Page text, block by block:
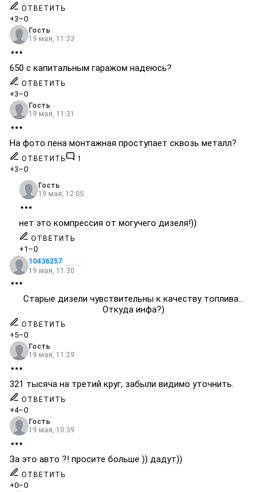
ОТВЕТИТЬ
+3–0
Гость
19 мая, 11:33
650 с капитальным гаражом надеюсь?
ОТВЕТИТЬ
+3–0
Гость
19 мая, 11:31
На фото пена монтажная проступает сквозь металл?
ОТВЕТИТЬ 1
+3–0
Гость
19 мая, 12:05
нет это компрессия от могучего дизеля!))
ОТВЕТИТЬ
+1 –0
10436257
19 мая, 11:30
Старые дизели чувствительны к качеству топлива...
Откуда инфа?)
ОТВЕТИТЬ
+5–0
Гость
19 мая, 11:29
321 тысяча на третий круг, забыли видимо уточнить.
ОТВЕТИТЬ
+4–0
Гость
19 мая, 10:39
За это авто ?! просите больше )) дадут))
ОТВЕТИТЬ
+0–0